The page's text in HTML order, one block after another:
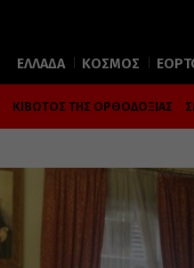
ΕΛΛΑΔΑ ΚΟΣΜΟΣ
ΚΙΒΩΤΟΣ ΤΗΣ ΟΡΘΟΔΟΞΙΑΣ